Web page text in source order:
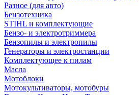
Разное (для авто)
Бензотехника
STIHL и комплектующие
Бензо- и электротриммера
Бензопилы и электропилы
Генераторы и электростанции
Комплектующее к пилам
Масла
Мотоблоки
Мотокультиваторы, мотобуры